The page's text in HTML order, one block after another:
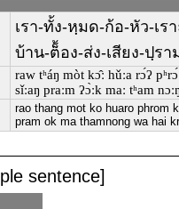
เรา-ทั้ง-หฺมด-ก้อ-หัว-เ
บ้าน-ต็้อง-ส่ง-เสียง-ปฺร
raw tʰáŋ mòt kɔ̂ː hǔːa rɔ́ʔ
sǐːaŋ praːm ʔɔ̀ːk maː tʰam
rao thang mot ko huaro phrom
pram ok ma thamnong wa hai
sentence]